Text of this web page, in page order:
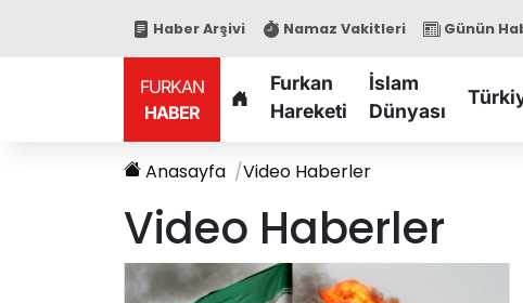
Haber Arşivi Namaz Vakitleri Günün
FURKAN
HABER
Furkan
Hareketi
İslam
Dünyası
Anasayfa Video Haberler
Video Haberler